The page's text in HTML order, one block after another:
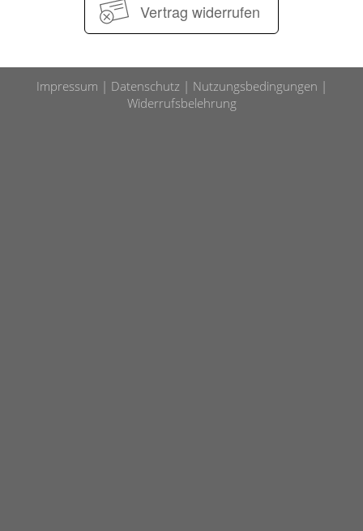
Vertrag widerrufen
Impressum Datenschutz
Nutzungsbedingungen
Widerrufsbelehrung